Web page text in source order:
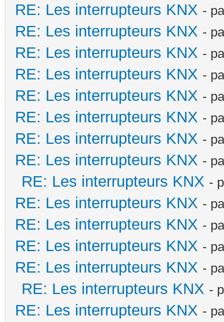
RE: Les interrupteurs KNX -
RE: Les interrupteurs KNX -
RE: Les interrupteurs KNX -
RE: Les interrupteurs KNX -
RE: Les interrupteurs KNX -
RE: Les interrupteurs KNX -
RE: Les interrupteurs KNX -
RE: Les interrupteurs KNX -
RE: Les interrupteurs KNX -
RE: Les interrupteurs KNX -
RE: Les interrupteurs KNX -
RE: Les interrupteurs KNX -
RE: Les interrupteurs KNX -
RE: Les interrupteurs KNX -
RE: Les interrupteurs KNX -